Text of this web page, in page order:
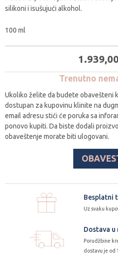
silikoni i isušujući alkohol.
100 ml
1.939,
Trenutno
Ukoliko želite da budete obavešteni
dostupan za kupovinu klinite na
email adresu stići će poruka sa
ponovo kupiti. Da biste dodali
obaveštenje morate biti ulogovani.
Besplatni
Uz svaku
Dostava
Porudžbine
dostavu je od